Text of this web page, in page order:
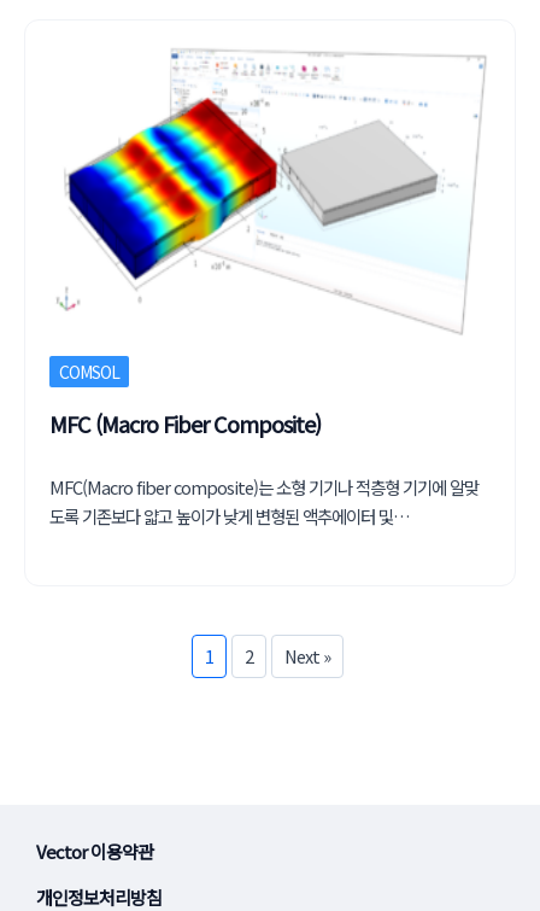
COMSOL
MFC (Macro Fiber Composite)
MFC(Macro fiber composite)는 소형 기기나 적층형 기기에 알맞
도록 기존보다 얇고 높이가 낮게 변형된 액추에이터 및…
1 2 Next »
Vector 이용약관
개인정보처리방침